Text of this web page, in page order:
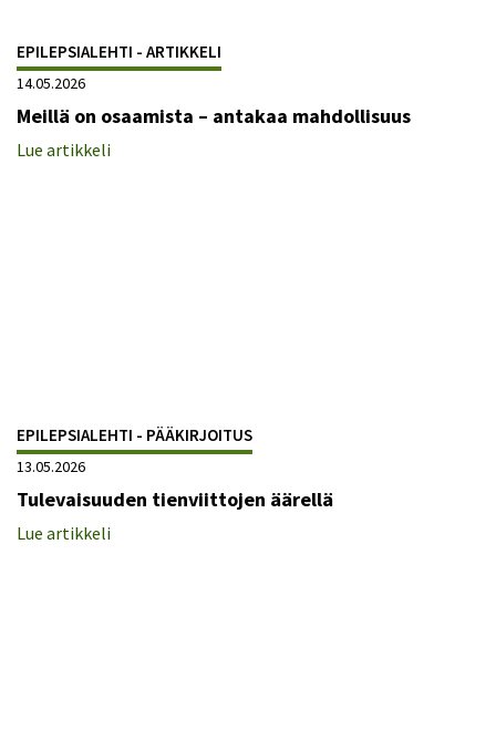
EPILEPSIALEHTI - ARTIKKELI
14.05.2026
Meillä on osaamista – antakaa mahdollisuus
Lue artikkeli
EPILEPSIALEHTI - PÄÄKIRJOITUS
13.05.2026
Tulevaisuuden tienviittojen äärellä
Lue artikkeli